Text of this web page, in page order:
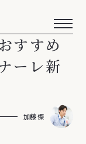
すすめ
ーレ新
加藤 傑